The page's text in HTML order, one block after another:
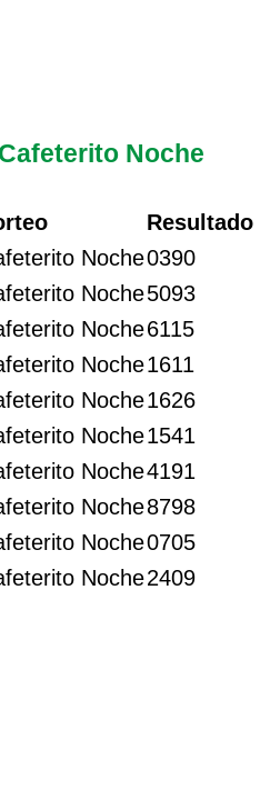
Noche
Resultado
Noche0390
Noche5093
Noche6115
Noche1611
Noche1626
Noche1541
Noche4191
Noche8798
Noche0705
Noche2409